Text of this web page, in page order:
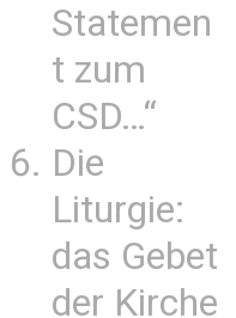
Statemen
t zum
CSD…“
Die
Liturgie:
das Gebet
der Kirche